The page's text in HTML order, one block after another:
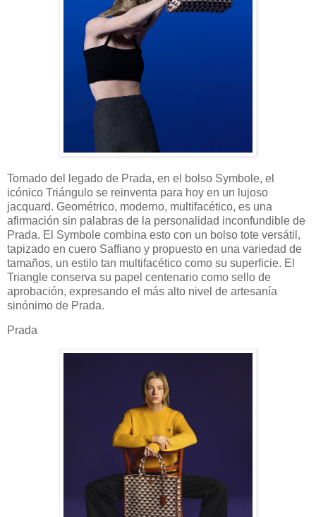
Tomado del legado de Prada, en el bolso Symbole, el
icónico Triángulo se reinventa para hoy en un lujoso
jacquard. Geométrico, moderno, multifacético, es una
afirmación sin palabras de la personalidad inconfundible de
Prada. El Symbole combina esto con un bolso tote versátil,
tapizado en cuero Saffiano y propuesto en una variedad de
tamaños, un estilo tan multifacético como su superficie. El
Triangle conserva su papel centenario como sello de
aprobación, expresando el más alto nivel de artesanía
sinónimo de Prada.
Prada